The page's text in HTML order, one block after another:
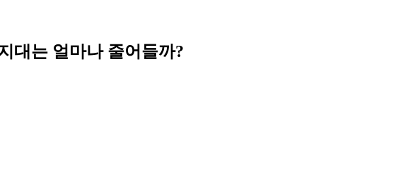
대는 얼마나 줄어들까?